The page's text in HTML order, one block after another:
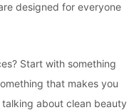
designed for everyone
Start with something
that makes you
talking about clean beauty